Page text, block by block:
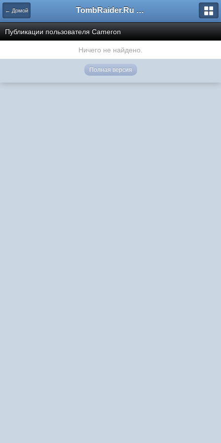
← Домой TombRaider.Ru - Форумы
Публикации пользователя Cameron
Ничего не найдено.
Полная версия